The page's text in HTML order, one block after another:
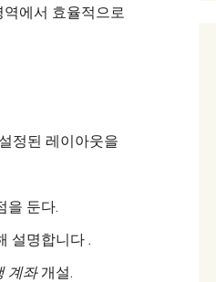
에서 효율적으로
정된 레이아웃을
을 둔다.
설명합니다 .
계좌개설.